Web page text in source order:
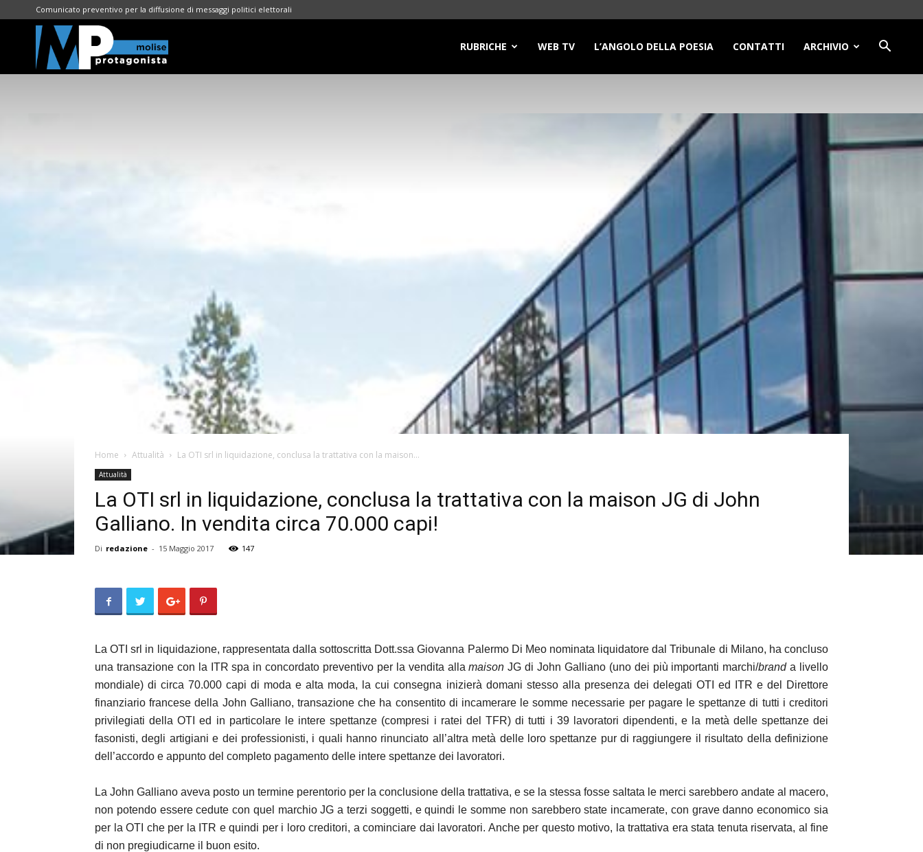
Comunicato preventivo per la diffusione di messaggi politici elettorali
RUBRICHE WEB TV L’ANGOLO DELLA POESIA CONTATTI ARCHIVIO
Home Attualità La OTI srl in liquidazione, conclusa la trattativa con la maison...
Attualità
La OTI srl in liquidazione, conclusa la trattativa con la maison JG di John
Galliano. In vendita circa 70.000 capi!
Di redazione - 15 Maggio 2017 147
La OTI srl in liquidazione, rappresentata dalla sottoscritta Dott.ssa Giovanna Palermo Di Meo nominata liquidatore dal Tribunale di Milano, ha concluso
una transazione con la ITR spa in concordato preventivo per la vendita allamaison JG di John Galliano (uno dei più importanti marchi/branda livello
mondiale) di circa 70.000 capi di moda e alta moda, la cui consegna inizierà domani stesso alla presenza dei delegati OTI ed ITR e del Direttore
finanziario francese della John Galliano, transazione che ha consentito di incamerare le somme necessarie per pagare le spettanze di tutti i creditori
privilegiati della OTI ed in particolare le intere spettanze (compresi i ratei del TFR) di tutti i 39 lavoratori dipendenti, e la metà delle spettanze dei
fasonisti, degli artigiani e dei professionisti, i quali hanno rinunciato all’altra metà delle loro spettanze pur di raggiungere il risultato della definizione
dell’accordo e appunto del completo pagamento delle intere spettanze dei lavoratori.
La John Galliano aveva posto un termine perentorio per la conclusione della trattativa, e se la stessa fosse saltata le merci sarebbero andate al macero,
non potendo essere cedute con quel marchio JG a terzi soggetti, e quindi le somme non sarebbero state incamerate, con grave danno economico sia
per la OTI che per la ITR e quindi per i loro creditori, a cominciare dai lavoratori. Anche per questo motivo, la trattativa era stata tenuta riservata, al fine
di non pregiudicarne il buon esito.